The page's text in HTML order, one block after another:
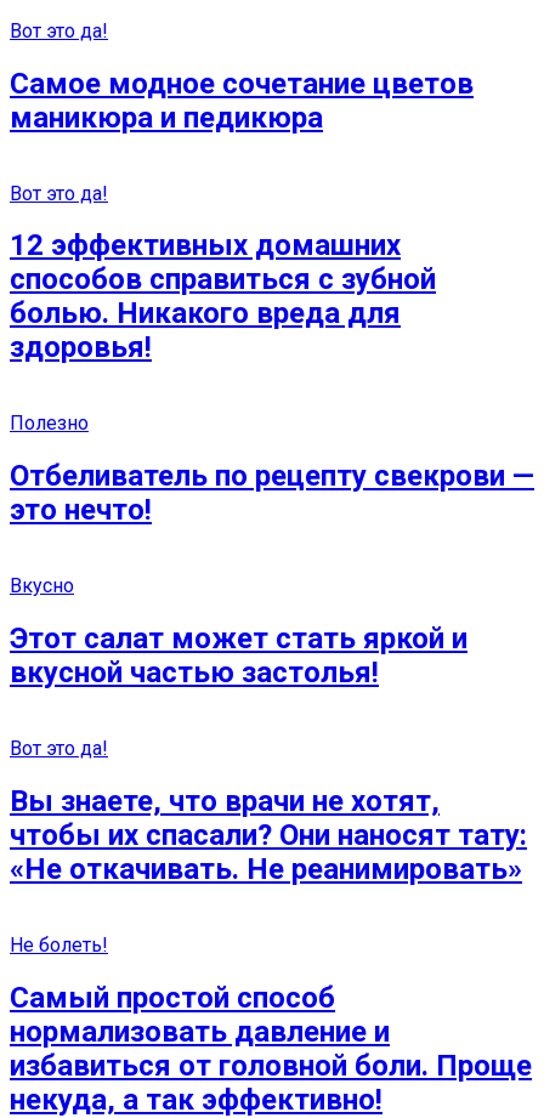
Вот это да!
Самое модное сочетание цветов
маникюра и педикюра
Вот это да!
12 эффективных домашних
способов справиться с зубной
болью. Никакого вреда для
здоровья!
Полезно
Отбеливатель по рецепту свекрови —
это нечто!
Вкусно
Этот салат может стать яркой и
вкусной частью застолья!
Вот это да!
Вы знаете, что врачи не хотят,
чтобы их спасали? Они наносят тату:
«Не откачивать. Не реанимировать»
Не болеть!
Самый простой способ
нормализовать давление и
избавиться от головной боли. Проще
некуда, а так эффективно!